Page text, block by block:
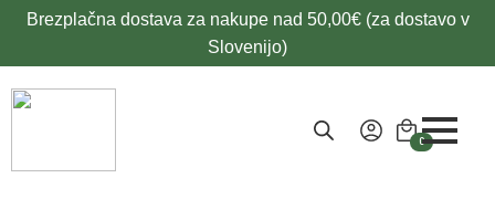
Brezplačna dostava za nakupe nad 50,00€ (za dostavo v
Slovenijo)
0